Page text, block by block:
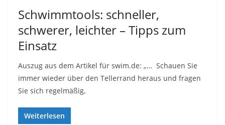
Schwimmtools: schneller,
schwerer, leichter – Tipps zum
Einsatz
Auszug aus dem Artikel für swim.de: „… Schauen Sie
immer wieder über den Tellerrand heraus und fragen
Sie sich regelmäßig,
Weiterlesen